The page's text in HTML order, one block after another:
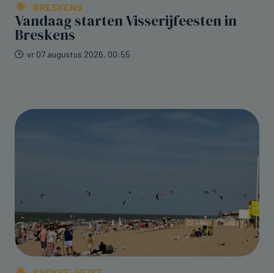
BRESKENS
Vandaag starten Visserijfeesten in
Breskens
vr 07 augustus 2026, 00:55